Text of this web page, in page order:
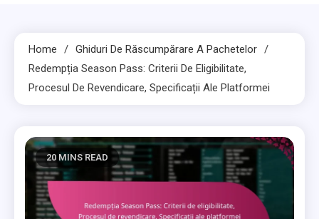
Home
Ghiduri De Răscumpărare A Pachetelor
Redempția Season Pass: Criterii De Eligibilitate,
Procesul De Revendicare, Specificații Ale Platformei
20 MINS READ